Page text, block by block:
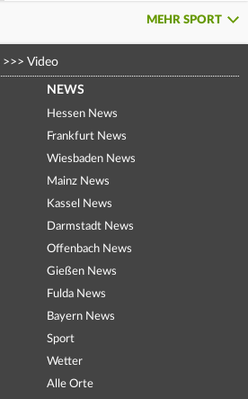
MEHR SPORT
>>> Video
NEWS
Hessen News
Frankfurt News
Wiesbaden News
Mainz News
Kassel News
Darmstadt News
Offenbach News
Gießen News
Fulda News
Bayern News
Sport
Wetter
Alle Orte